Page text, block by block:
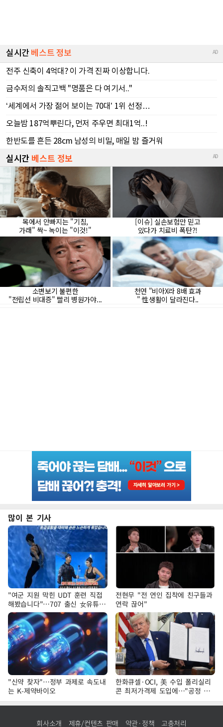
많이 본 기사
"여군 지원 막힌 UDT 훈련 직접
해봤습니다"…707 출신 女유튜버
'완벽 소화'
전현무 "전 연인 집착에 친구들과
연락 끊어"
"신약 찾자"…정부 과제로 속도내
는 K-제약바이오
한화큐셀·OCI, 美 수입 폴리실리
콘 최저가격제 도입에…"공정 경
쟁·수익성 개선 환영"
회사소개 제휴/컨텐츠 판매 약관·정책 고충처리